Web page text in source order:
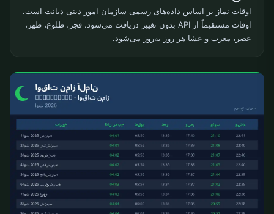
اوقات نماز بر اساس داده‌های رسمی سازمان امور دینی دیانت است.
اوقات مستقیماً از API بدون تغییر دریافت می‌شود. فجر، طلوع، ظهر،
عصر، مغرب و عشا هر روز به‌روز می‌شود.